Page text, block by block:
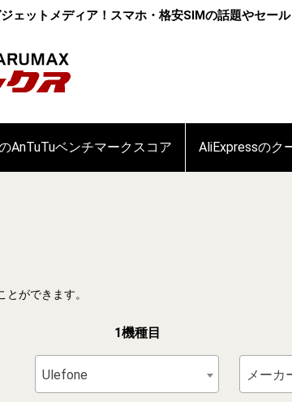
ェットメディア！スマホ・格安SIMの話題やセー
AnTuTuベンチマークスコア AliExpressのク
ができます。
1機種目
Ulefone メーカ